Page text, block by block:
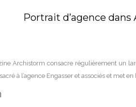
Portrait d’agence
Archistorm consacre régulièrement un
à l’agence Engasser et associés et met